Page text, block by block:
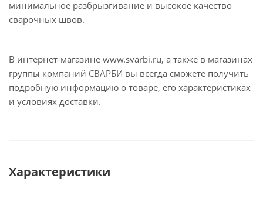
минимальное разбрызгивание и высокое качество
сварочных швов.
В интернет-магазине www.svarbi.ru, а также в магазинах
группы компаний СВАРБИ вы всегда сможете получить
подробную информацию о товаре, его характеристиках
и условиях доставки.
Характеристики